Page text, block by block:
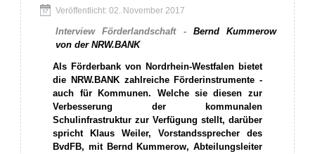
Veröffentlicht: 02. November 2017
Interview Förderlandschaft - Bernd Kummerow
von der NRW.BANK
Als Förderbank von Nordrhein-Westfalen bietet
die NRW.BANK zahlreiche Förderinstrumente -
auch für Kommunen. Welche sie diesen zur
Verbesserung der kommunalen
Schulinfrastruktur zur Verfügung stellt, darüber
spricht Klaus Weiler, Vorstandssprecher des
BvdFB, mit Bernd Kummerow, Abteilungsleiter